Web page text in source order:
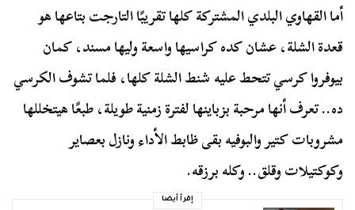
أما القهاوي البلدي المشتركة كلها تقريبًا التارجت بتاعها هو
قعدة الشلة، عشان كده كراسيها واسعة وليها مسند، كمان
بيوفروا كرسي تتحط عليه شنط الشلة كلها، فلما تشوف الكرسي
ده.. تعرف أنها مرحبة بزباينها لفترة زمنية طويلة، طبعًا هيتخللها
مشروبات كتير والبوفيه بقى ظابط الأداء ونازل بعصاير
وكوكتيلات وقلق.. وكله برزقه.
إقرأ أيضا